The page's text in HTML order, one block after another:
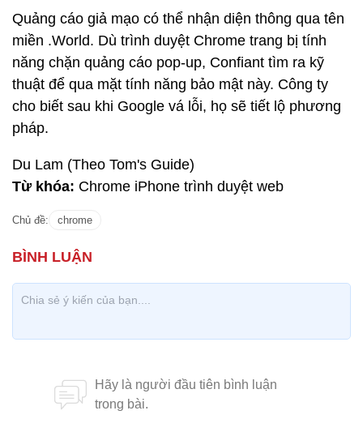
Quảng cáo giả mạo có thể nhận diện thông qua tên
miền .World. Dù trình duyệt Chrome trang bị tính
năng chặn quảng cáo pop-up, Confiant tìm ra kỹ
thuật để qua mặt tính năng bảo mật này. Công ty
cho biết sau khi Google vá lỗi, họ sẽ tiết lộ phương
pháp.
Du Lam (Theo Tom's Guide)
Từ khóa: Chrome iPhone trình duyệt web
Chủ đề: chrome